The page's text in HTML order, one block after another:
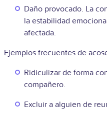
Daño provocado. La
la estabilidad
afectada.
Ejemplos frecuentes de
Ridiculizar de forma
compañero.
Excluir a alguien de